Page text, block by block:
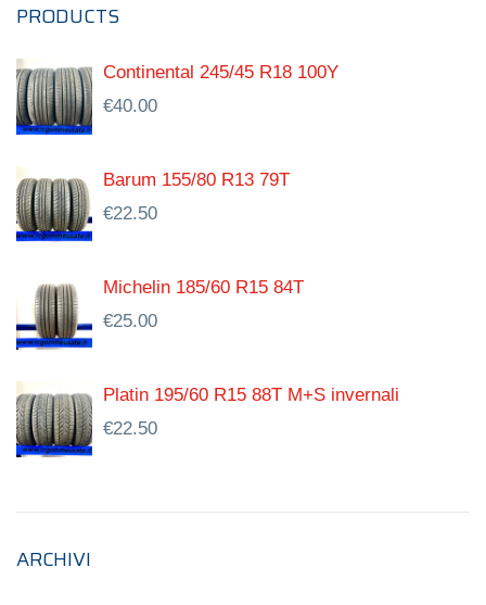
PRODUCTS
Continental 245/45 R18 100Y
€40.00
Barum 155/80 R13 79T
€22.50
Michelin 185/60 R15 84T
€25.00
Platin 195/60 R15 88T M+S invernali
€22.50
ARCHIVI